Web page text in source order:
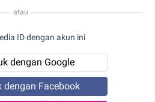
atau
ID dengan akun ini
dengan Google
dengan Facebook